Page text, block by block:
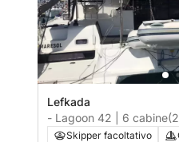
Lefkada
- Lagoon 42 | 6 cabine
Skipper facoltativo